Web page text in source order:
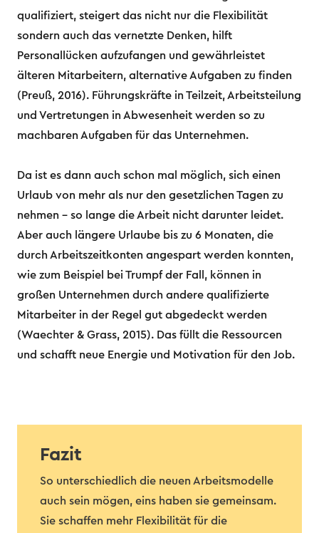
qualifiziert, steigert das nicht nur die Flexibilität
sondern auch das vernetzte Denken, hilft
Personallücken aufzufangen und gewährleistet
älteren Mitarbeitern, alternative Aufgaben zu finden
(Preuß, 2016). Führungskräfte in Teilzeit, Arbeitsteilung
und Vertretungen in Abwesenheit werden so zu
machbaren Aufgaben für das Unternehmen.
Da ist es dann auch schon mal möglich, sich einen
Urlaub von mehr als nur den gesetzlichen Tagen zu
nehmen – so lange die Arbeit nicht darunter leidet.
Aber auch längere Urlaube bis zu 6 Monaten, die
durch Arbeitszeitkonten angespart werden konnten,
wie zum Beispiel bei Trumpf der Fall, können in
großen Unternehmen durch andere qualifizierte
Mitarbeiter in der Regel gut abgedeckt werden
(Waechter & Grass, 2015). Das füllt die Ressourcen
und schafft neue Energie und Motivation für den Job.
Fazit
So unterschiedlich die neuen Arbeitsmodelle
auch sein mögen, eins haben sie gemeinsam.
Sie schaffen mehr Flexibilität für die